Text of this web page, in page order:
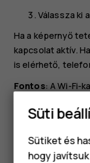
Válassza ki
Ha a képernyő
kapcsolat aktív.
is elérhető,
Fontos: A Wi-Fi-
használatával
Süti
Sütiket és
hogy